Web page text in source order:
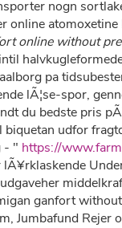
nogn
online
online without
pa
lÃ¦se-spor,
du bedste pris
udfor
- " https://
ganfort
Jumbafund